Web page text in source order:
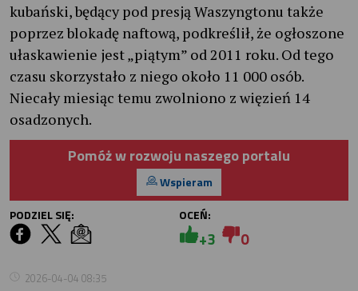
kubański, będący pod presją Waszyngtonu także
poprzez blokadę naftową, podkreślił, że ogłoszone
ułaskawienie jest „piątym” od 2011 roku. Od tego
czasu skorzystało z niego około 11 000 osób.
Niecały miesiąc temu zwolniono z więzień 14
osadzonych.
Pomóż w rozwoju naszego portalu
Wspieram
PODZIEL SIĘ:
OCEŃ:
+3 0
2026-04-04 08:35